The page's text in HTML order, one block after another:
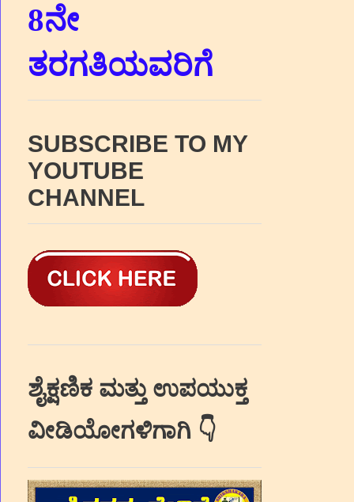
8ನೇ
ತರಗತಿಯವರಿಗೆ
SUBSCRIBE TO MY
YOUTUBE
CHANNEL
ಶೈಕ್ಷಣಿಕ ಮತ್ತು ಉಪಯುಕ್ತ
ವೀಡಿಯೋಗಳಿಗಾಗಿ 👇